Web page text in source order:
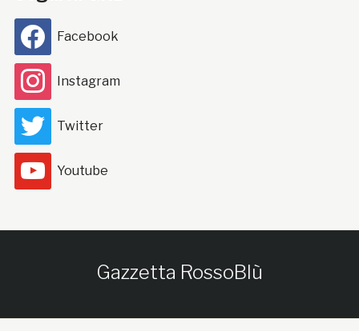
Facebook
Instagram
Twitter
Youtube
Gazzetta RossoBlù